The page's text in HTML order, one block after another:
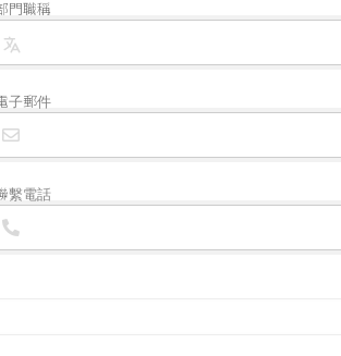
門職稱
子郵件
繫電話